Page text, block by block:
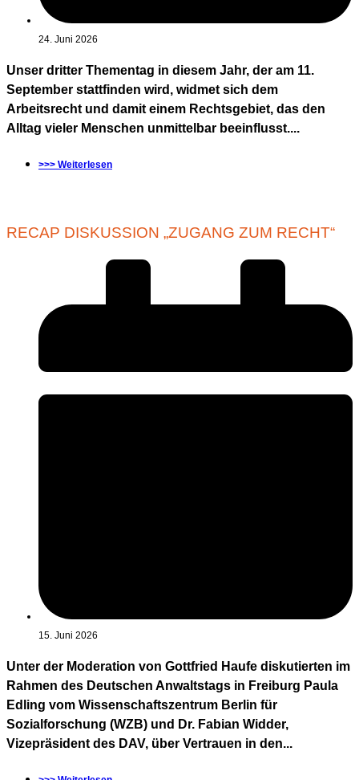
24. Juni 2026
Unser dritter Thementag in diesem Jahr, der am 11.
September stattfinden wird, widmet sich dem
Arbeitsrecht und damit einem Rechtsgebiet, das den
Alltag vieler Menschen unmittelbar beeinflusst....
>>> Weiterlesen
RECAP DISKUSSION „ZUGANG ZUM RECHT“
15. Juni 2026
Unter der Moderation von Gottfried Haufe diskutierten im
Rahmen des Deutschen Anwaltstags in Freiburg Paula
Edling vom Wissenschaftszentrum Berlin für
Sozialforschung (WZB) und Dr. Fabian Widder,
Vizepräsident des DAV, über Vertrauen in den...